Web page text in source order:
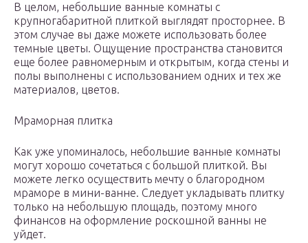
В целом, небольшие ванные комнаты с
крупногабаритной плиткой выглядят просторнее. В
этом случае вы даже можете использовать более
темные цветы. Ощущение пространства становится
еще более равномерным и открытым, когда стены и
полы выполнены с использованием одних и тех же
материалов, цветов.
Мраморная плитка
Как уже упоминалось, небольшие ванные комнаты
могут хорошо сочетаться с большой плиткой. Вы
можете легко осуществить мечту о благородном
мраморе в мини-ванне. Следует укладывать плитку
только на небольшую площадь, поэтому много
финансов на оформление роскошной ванны не
уйдет.